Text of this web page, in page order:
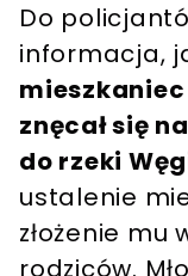
Do
informacja,
znęcał się
do rzeki
ustalenie
złożenie mu